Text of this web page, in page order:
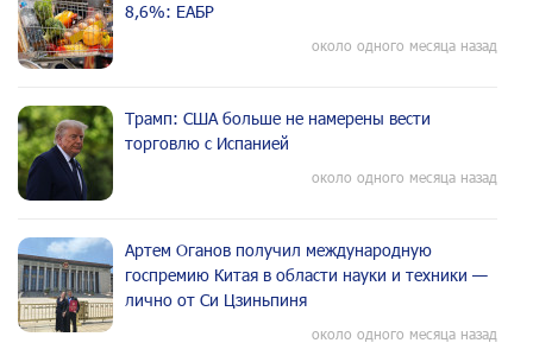
8,6%: ЕАБР
около одного месяца назад
Трамп: США больше не намерены вести
торговлю с Испанией
около одного месяца назад
Артем Оганов получил международную
госпремию Китая в области науки и техники —
лично от Си Цзиньпиня
около одного месяца назад